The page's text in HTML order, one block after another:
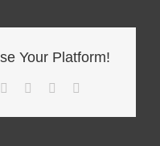
Your Platform!
TumblrPinterest